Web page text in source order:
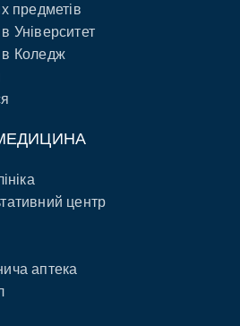
предметів
Університет
Коледж
центр
аптека